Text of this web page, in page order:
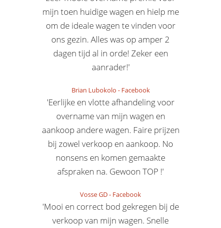
mijn toen huidige wagen en hielp me
om de ideale wagen te vinden voor
ons gezin. Alles was op amper 2
dagen tijd al in orde! Zeker een
aanrader!'
Brian Lubokolo - Facebook
'Eerlijke en vlotte afhandeling voor
overname van mijn wagen en
aankoop andere wagen. Faire prijzen
bij zowel verkoop en aankoop. No
nonsens en komen gemaakte
afspraken na. Gewoon TOP !'
Vosse GD- Facebook
'Mooi en correct bod gekregen bij de
verkoop van mijn wagen. Snelle